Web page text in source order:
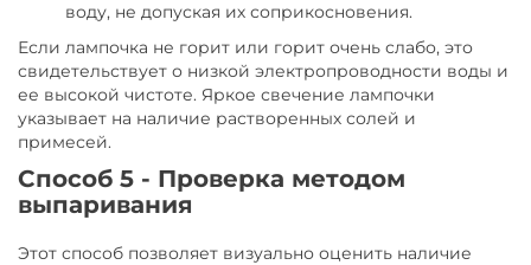
воду, не допуская их соприкосновения.
Если лампочка не горит или горит очень слабо, это
свидетельствует о низкой электропроводности воды и
ее высокой чистоте. Яркое свечение лампочки
указывает на наличие растворенных солей и
примесей.
Способ 5 - Проверка методом
выпаривания
Этот способ позволяет визуально оценить наличие